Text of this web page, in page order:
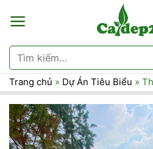
đến
dung
Tìm
kiếm:
Trang chủ » Dự Án Tiêu Biểu »